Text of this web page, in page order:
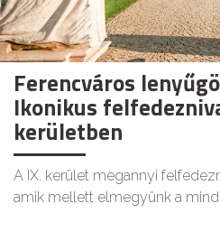
Ferencváros
Ikonikus
kerületben
A IX. kerület megannyi
amik mellett elmegyünk a